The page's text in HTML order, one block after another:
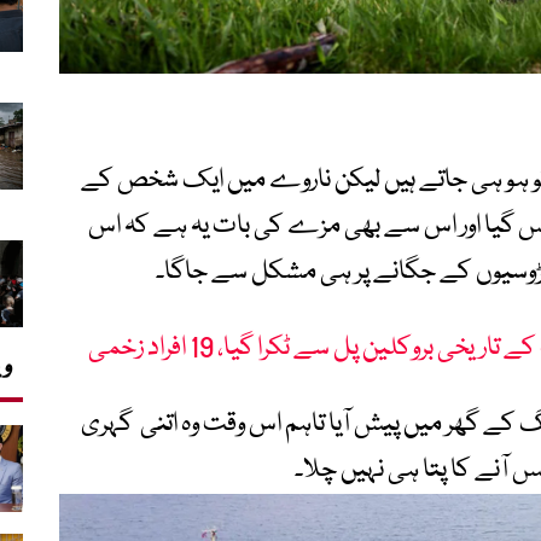
ہو ہی جاتے ہیں لیکن ناروے میں ایک شخص کے
گیا اور اس سے بھی مزے کی بات یہ ہے کہ اس
کے جگانے پر ہی مشکل سے جاگا۔
بروکلین پل سے ٹکرا گیا، 19 افراد زخمی
کے گھر میں پیش آیا تاہم اس وقت وہ اتنی گہری
آنے کا پتا ہی نہیں چلا۔